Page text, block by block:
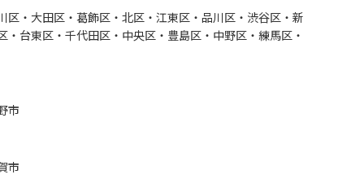
区・大田区・葛飾区・北区・江東区・品川区・渋谷区・新
・台東区・千代田区・中央区・豊島区・中野区・練馬区・
市
市